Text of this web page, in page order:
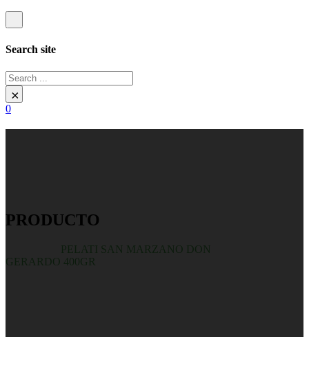
Search site
Search
×
0
PRODUCTO
PELATI SAN MARZANO DON
GERARDO 400GR